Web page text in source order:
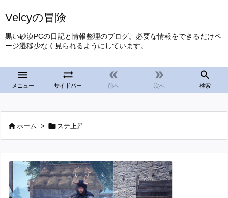
Velcyの冒険
黒い砂漠PCの日記と情報整理のブログ。必要な情報をできるだけペ
ージ遷移少なく見られるようにしています。

メニュー

サイドバー

前へ

次へ

検索
ホーム >  ステ上昇